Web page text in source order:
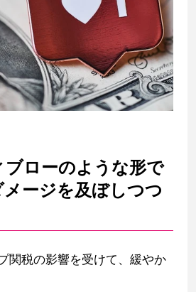
ブローのような形で
ージを及ぼしつつ
関税の影響を受けて、緩やか